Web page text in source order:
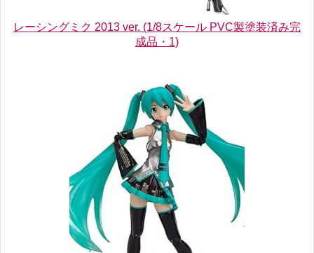
レーシングミク 2013 ver. (1/8スケール PVC製塗装済み完
成品・1)